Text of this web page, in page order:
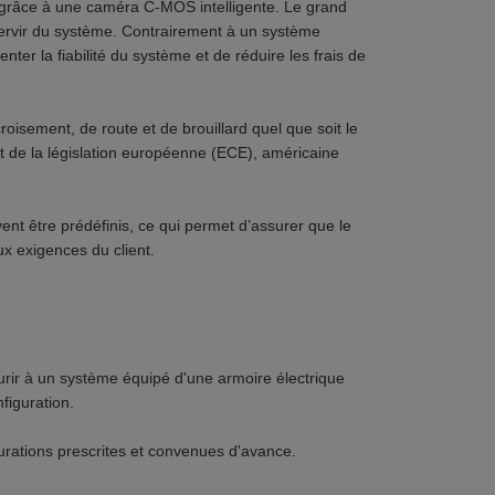
à une caméra C-MOS intelligente. Le grand
du système. Contrairement à un système
la fiabilité du système et de réduire les frais de
de route et de brouillard quel que soit le
la législation européenne (ECE), américaine
être prédéfinis, ce qui permet d’assurer que le
exigences du client.
à un système équipé d'une armoire électrique
prescrites et convenues d'avance.